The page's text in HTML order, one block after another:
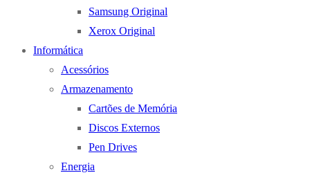
Samsung Original
Xerox Original
Informática
Acessórios
Armazenamento
Cartões de Memória
Discos Externos
Pen Drives
Energia